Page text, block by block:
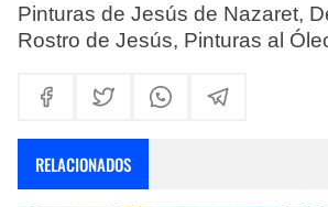
Pinturas de Jesús de Nazaret,
Rostro de Jesús, Pinturas al
RELACIONADOS